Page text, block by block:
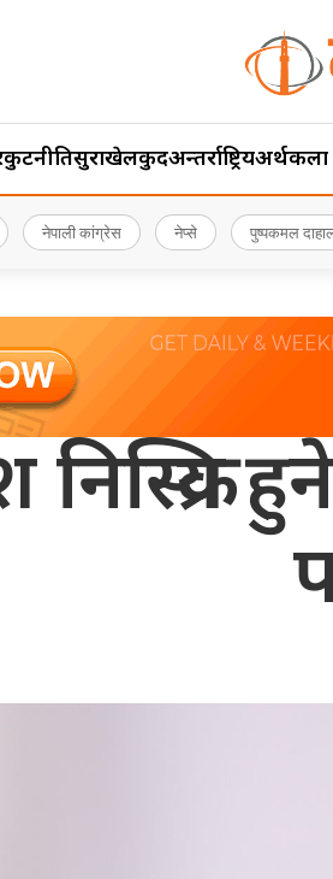
कुटनीतिसुरक्षाखेलकुदअन्तर्राष्ट्रियअर्थकला
नेपाली कांग्रेस नेप्से पुष्पकमल